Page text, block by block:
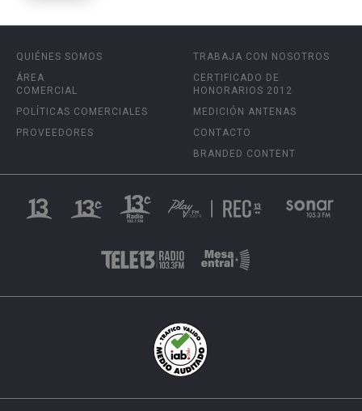
QUIÉNES SOMOS
ÁREA
COMERCIAL
POLÍTICAS COMERCIALES
PROVEEDORES
TRABAJA CON NOSOTROS
CERTIFICADO DE
HONORARIOS 2012
MEDICIÓN ANTENAS
CONTACTO
BRANDED CONTENT